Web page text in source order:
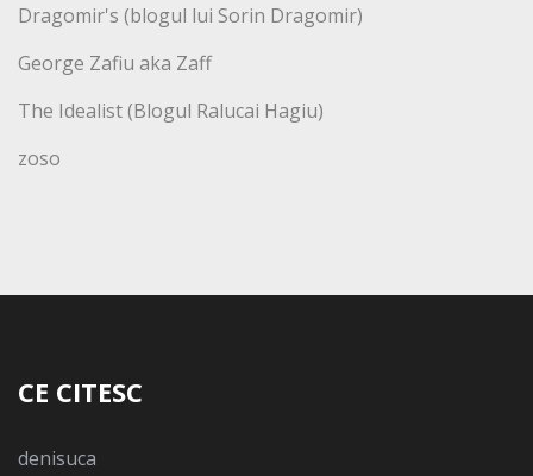
Dragomir's (blogul lui Sorin Dragomir)
George Zafiu aka Zaff
The Idealist (Blogul Ralucai Hagiu)
zoso
CE CITESC
denisuca